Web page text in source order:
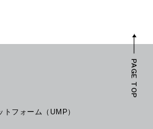
フォーム（UMP）
PAGE TOP